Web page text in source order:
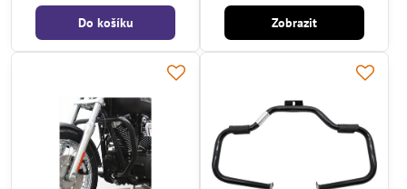
Do košíku Zobrazit